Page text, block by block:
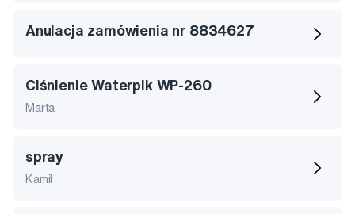
Anulacja zamówienia nr 8834627
Ciśnienie Waterpik WP-260
Marta
spray
Kamil